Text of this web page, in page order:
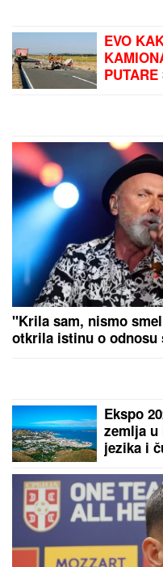
MNOGE OD OVIH
numera koje je Dino
izvođača - ostaćete u
GIPSANI
kuća
dvorac u
(VIDEO)
EVO
PUTARE
Šapcu:
završio
"Krila sam, nismo
otkrila istinu o odnosu